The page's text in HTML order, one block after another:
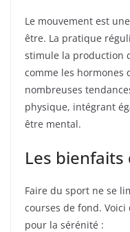
Le mouvement est
être. La pratique
stimule la production
comme les hormones
nombreuses
physique, intégrant
être mental.
Les bienfaits
Faire du sport ne se
courses de fond.
pour la sérénité :